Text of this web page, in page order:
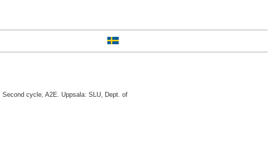
Second cycle, A2E. Uppsala: SLU, Dept. of